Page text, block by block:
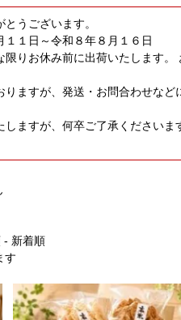
うございます。
１日～令和８年８月１６日
限りお休み前に出荷いたします
ますが、発送・お問合わせな
ますが、何卒ご了承くださいま
- 新着順
す